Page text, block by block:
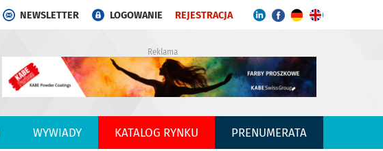
NEWSLETTER LOGOWANIE REJESTRACJA
Reklama
WYWIADY KATALOG RYNKU PRENUMERATA